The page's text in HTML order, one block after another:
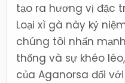
tạo ra hương vị đặc
Loại xì gà này kỷ
chúng tôi nhấn
thống và sự khéo
của Aganorsa đối